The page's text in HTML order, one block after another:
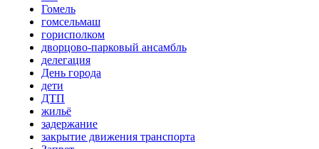
Гомель
гомсельмаш
горисполком
дворцово-парковый ансамбль
делегация
День города
дети
ДТП
жильё
задержание
закрытие движения транспорта